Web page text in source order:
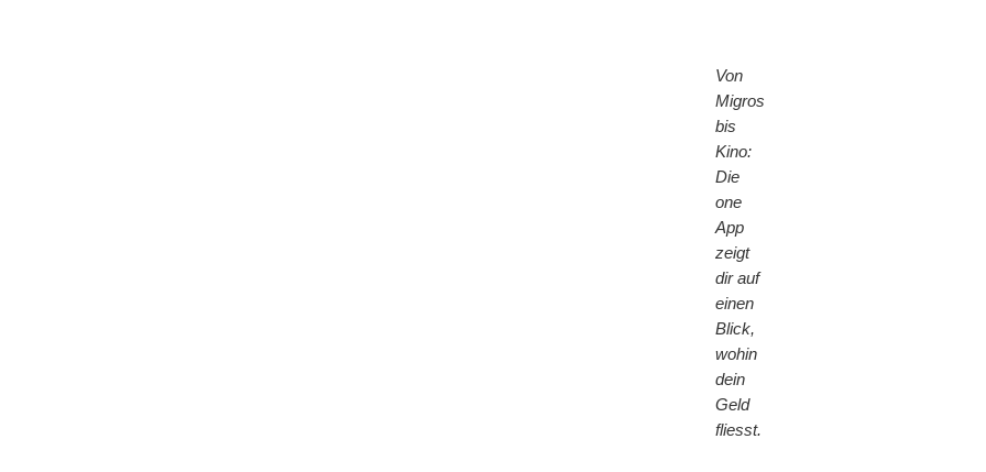
Von
Migros
bis
Kino:
Die
one
App
zeigt
dir auf
einen
Blick,
wohin
dein
Geld
fliesst.